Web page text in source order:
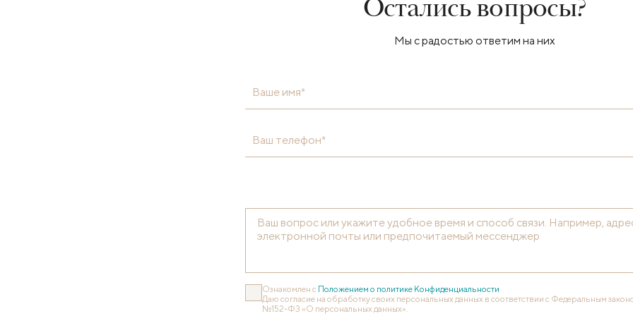
Остались вопросы?
Мы с радостью ответим на них
Ваше имя*
Ваш телефон*
Ознакомлен с Положением о политике Конфиденциальности
Даю согласие на обработку своих персональных данных в соответствии с Федеральным
№152-ФЗ «О персональных данных».